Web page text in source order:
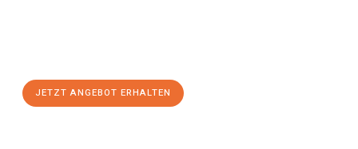
JETZT ANGEBOT ERHALTEN